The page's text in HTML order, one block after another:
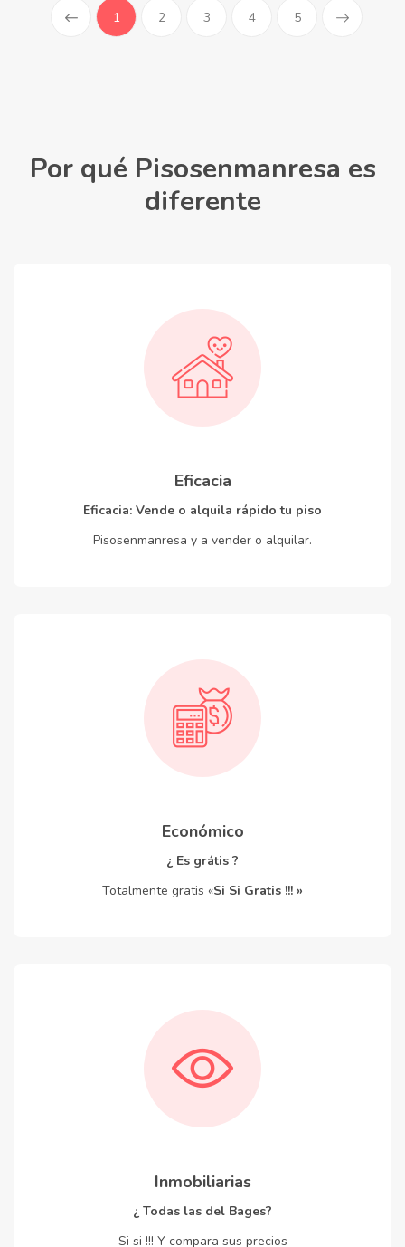
1(current)
2 3 4 5
Por qué Pisosenmanresa es
diferente
Eficacia
Eficacia: Vende o alquila rápido tu piso
Pisosenmanresa y a vender o alquilar.
Económico
¿ Es grátis ?
Totalmente gratis «Si Si Gratis !!! »
Inmobiliarias
¿ Todas las del Bages?
Si si !!! Y compara sus precios